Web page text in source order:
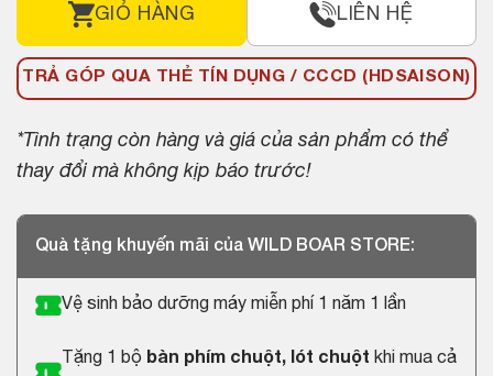
GIỎ HÀNG LIÊN HỆ
TRẢ GÓP QUA THẺ TÍN DỤNG / CCCD (HDSAISON)
*Tình trạng còn hàng và giá của sản phẩm có thể
thay đổi mà không kịp báo trước!
Quà tặng khuyến mãi của WILD BOAR STORE:
Vệ sinh bảo dưỡng máy miễn phí 1 năm 1 lần
Tặng 1 bộ bàn phím chuột, lót chuột khi mua cả